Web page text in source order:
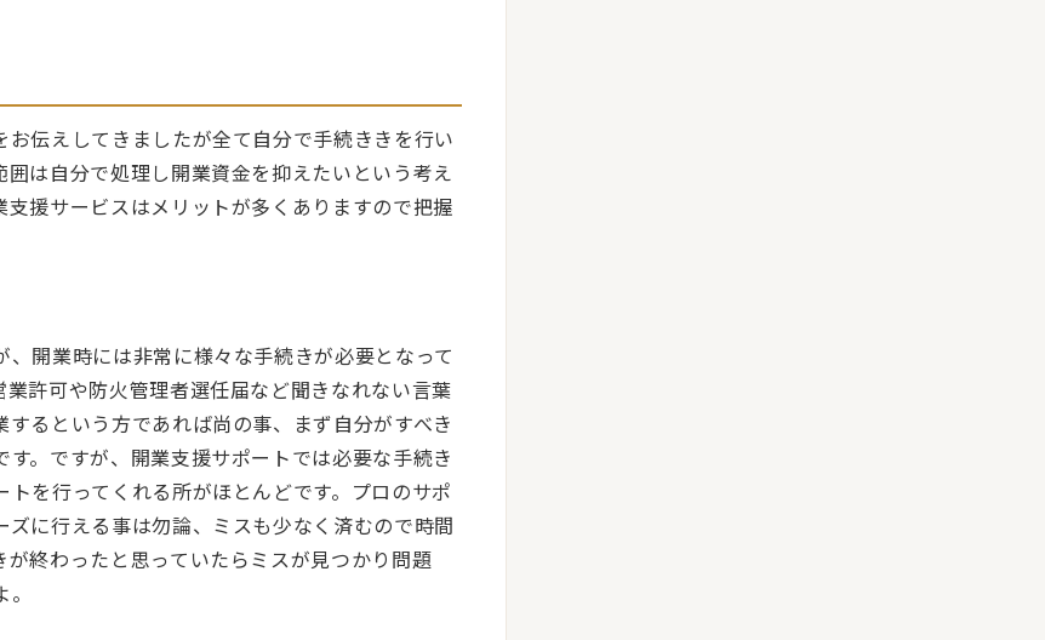
伝えしてきましたが全て自分で手続ききを行い
は自分で処理し開業資金を抑えたいという考え
援サービスはメリットが多くありますので把握
開業時には非常に様々な手続きが必要となって
許可や防火管理者選任届など聞きなれない言葉
るという方であれば尚の事、まず自分がすべき
。ですが、開業支援サポートでは必要な手続き
を行ってくれる所がほとんどです。プロのサポ
に行える事は勿論、ミスも少なく済むので時間
終わったと思っていたらミスが見つかり問題